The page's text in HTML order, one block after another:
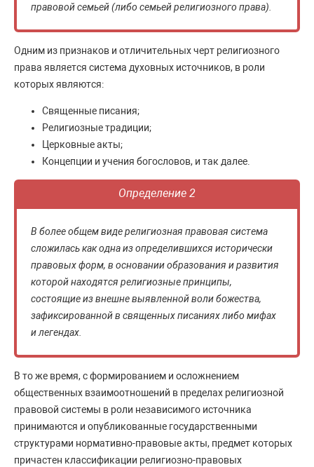
правовой семьей (либо семьей религиозного права).
Одним из признаков и отличительных черт религиозного
права является система духовных источников, в роли
которых являются:
Священные писания;
Религиозные традиции;
Церковные акты;
Концепции и учения богословов, и так далее.
Определение 2
В более общем виде религиозная правовая система
сложилась как одна из определившихся исторически
правовых форм, в основании образования и развития
которой находятся религиозные принципы,
состоящие из внешне выявленной воли божества,
зафиксированной в священных писаниях либо мифах
и легендах.
В то же время, с формированием и осложнением
общественных взаимоотношений в пределах религиозной
правовой системы в роли независимого источника
принимаются и опубликованные государственными
структурами нормативно-правовые акты, предмет которых
причастен классификации религиозно-правовых